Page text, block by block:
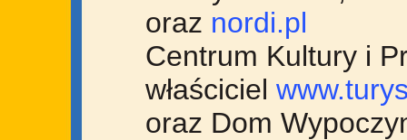
oraz nordi.pl
Centrum Kultury i
właściciel
oraz Dom